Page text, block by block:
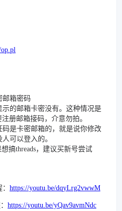
邮箱密码
示的邮箱卡密没有。这种情况是
册邮箱接码，介意勿拍。
是卡密邮箱的，就是说你修改
可以登入的。
搞threads，建议买新号尝试
https://youtu.be/dqyLrg2vwwM
https://youtu.be/yQav9avmNdc